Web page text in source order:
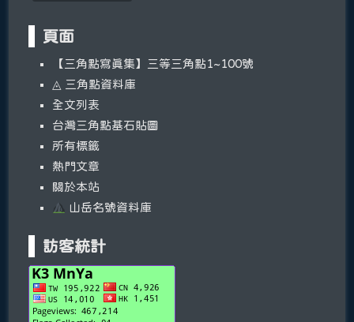
頁面
【三角點寫真集】三等三角點1~100號
◬ 三角點資料庫
全文列表
台灣三角點基石貼圖
所有標籤
熱門文章
關於本站
山岳名號資料庫
訪客統計